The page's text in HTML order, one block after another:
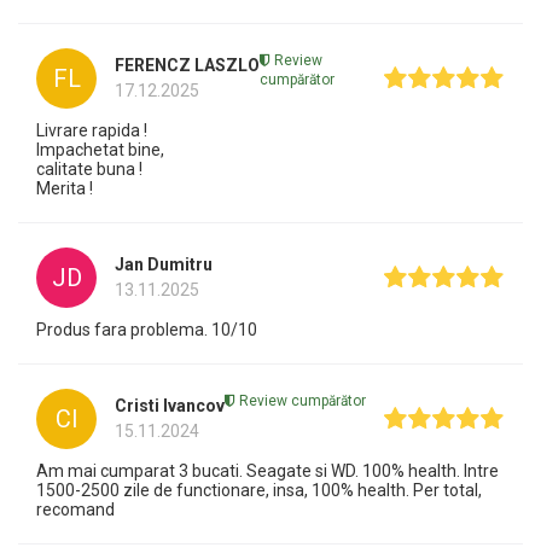
FL
FERENCZ LASZLO
17.12.2025
Review
cumpărător
Livrare rapida !
Impachetat bine,
calitate buna !
Merita !
JD
Jan Dumitru
13.11.2025
Produs fara problema. 10/10
CI
Cristi Ivancov
15.11.2024
Review cumpărător
Am mai cumparat 3 bucati. Seagate si WD. 100% health. Intre
1500-2500 zile de functionare, insa, 100% health. Per total,
recomand